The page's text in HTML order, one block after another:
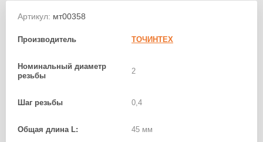
Артикул: мт00358
Производитель ТОЧИНТЕХ
Номинальный диаметр
резьбы
2
Шаг резьбы 0,4
Общая длина L: 45 мм